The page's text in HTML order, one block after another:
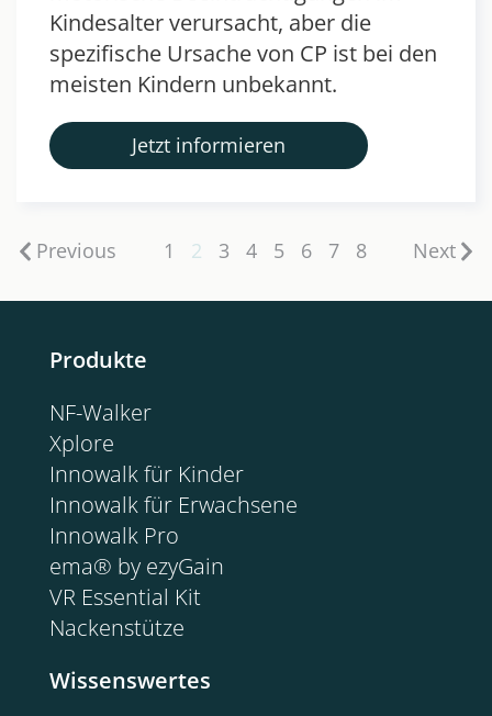
Kindesalter verursacht, aber die
spezifische Ursache von CP ist bei den
meisten Kindern unbekannt.
Jetzt informieren
Previous 1 2 3 4 5 6 7 8 Next
Produkte
NF-Walker
Xplore
Innowalk für Kinder
Innowalk für Erwachsene
Innowalk Pro
ema® by ezyGain
VR Essential Kit
Nackenstütze
Wissenswertes